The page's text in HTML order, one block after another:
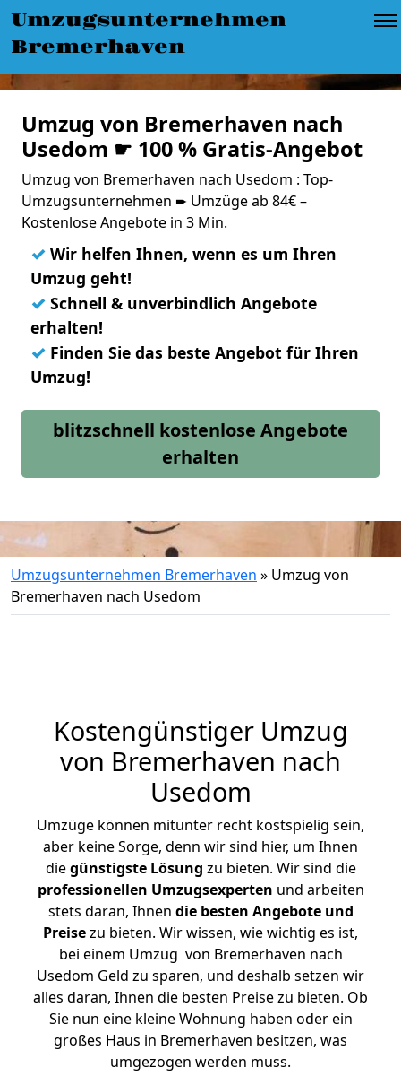
Umzugsunternehmen
Bremerhaven
Umzug von Bremerhaven nach
Usedom ☛ 100 % Gratis-Angebot
Umzug von Bremerhaven nach Usedom : Top-
Umzugsunternehmen ➨ Umzüge ab 84€ –
Kostenlose Angebote in 3 Min.
✓ Wir helfen Ihnen, wenn es um Ihren
Umzug geht!
✓ Schnell & unverbindlich Angebote
erhalten!
✓ Finden Sie das beste Angebot für Ihren
Umzug!
blitzschnell kostenlose Angebote
erhalten
Umzugsunternehmen Bremerhaven » Umzug von
Bremerhaven nach Usedom
Kostengünstiger Umzug
von Bremerhaven nach
Usedom
Umzüge können mitunter recht kostspielig sein,
aber keine Sorge, denn wir sind hier, um Ihnen
diegünstigste Lösung zu bieten. Wir sind die
professionellen Umzugsexperten und arbeiten
stets daran, Ihnen die besten Angebote und
Preisezu bieten. Wir wissen, wie wichtig es ist,
bei einem Umzug von Bremerhaven nach
Usedom Geld zu sparen, und deshalb setzen wir
alles daran, Ihnen die besten Preise zu bieten. Ob
Sie nun eine kleine Wohnung haben oder ein
großes Haus in Bremerhaven besitzen, was
umgezogen werden muss.